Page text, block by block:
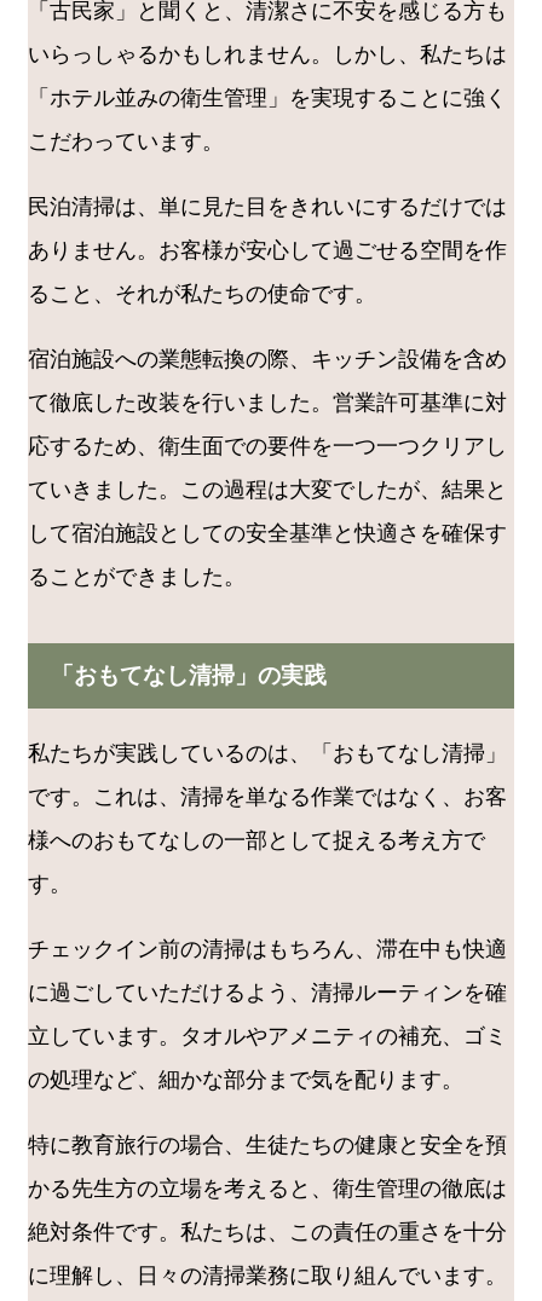
「古民家」と聞くと、清潔さに不安を感じる方も
いらっしゃるかもしれません。しかし、私たちは
「ホテル並みの衛生管理」を実現することに強く
こだわっています。
民泊清掃は、単に見た目をきれいにするだけでは
ありません。お客様が安心して過ごせる空間を作
ること、それが私たちの使命です。
宿泊施設への業態転換の際、キッチン設備を含め
て徹底した改装を行いました。営業許可基準に対
応するため、衛生面での要件を一つ一つクリアし
ていきました。この過程は大変でしたが、結果と
して宿泊施設としての安全基準と快適さを確保す
ることができました。
「おもてなし清掃」の実践
私たちが実践しているのは、「おもてなし清掃」
です。これは、清掃を単なる作業ではなく、お客
様へのおもてなしの一部として捉える考え方で
す。
チェックイン前の清掃はもちろん、滞在中も快適
に過ごしていただけるよう、清掃ルーティンを確
立しています。タオルやアメニティの補充、ゴミ
の処理など、細かな部分まで気を配ります。
特に教育旅行の場合、生徒たちの健康と安全を預
かる先生方の立場を考えると、衛生管理の徹底は
絶対条件です。私たちは、この責任の重さを十分
に理解し、日々の清掃業務に取り組んでいます。